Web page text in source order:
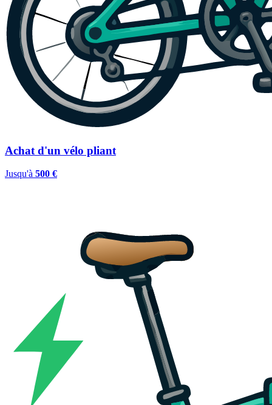
Achat d'un vélo pliant
Jusqu'à 500 €